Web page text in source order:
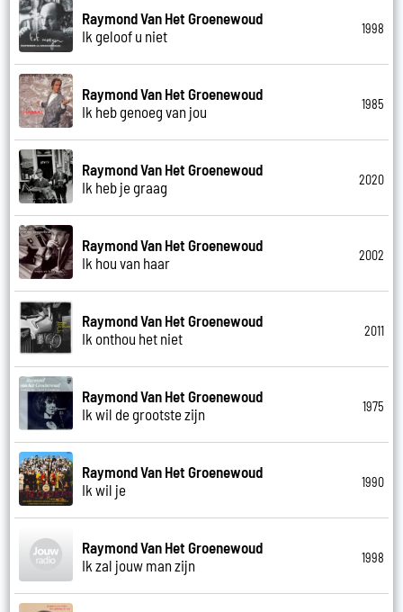
Raymond Van Het Groenewoud
Ik geloof u niet
1998
Raymond Van Het Groenewoud
Ik heb genoeg van jou
1985
Raymond Van Het Groenewoud
Ik heb je graag
2020
Raymond Van Het Groenewoud
Ik hou van haar
2002
Raymond Van Het Groenewoud
Ik onthou het niet
2011
Raymond Van Het Groenewoud
Ik wil de grootste zijn
1975
Raymond Van Het Groenewoud
Ik wil je
1990
Raymond Van Het Groenewoud
Ik zal jouw man zijn
1998